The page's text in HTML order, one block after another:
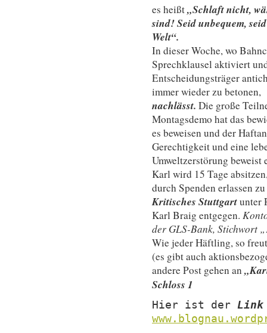
es heißt„Schlaft nicht,
sind! Seid unbequem,
Welt“.
In dieser Woche, wo
Sprechklausel aktiviert
Entscheidungsträger
immer wieder zu
nachlässt. Die große
Montagsdemo hat das
es beweisen und der
Gerechtigkeit und eine
Umweltzerstörung beweist
Karl wird 15 Tage
durch Spenden erlassen
Kritisches Stuttgartunter
Karl Braig entgegen.
der GLS-Bank, Stichwort
Wie jeder Häftling, so
(es gibt auch
andere Post gehen an
Schloss 1
Hier ist der Link